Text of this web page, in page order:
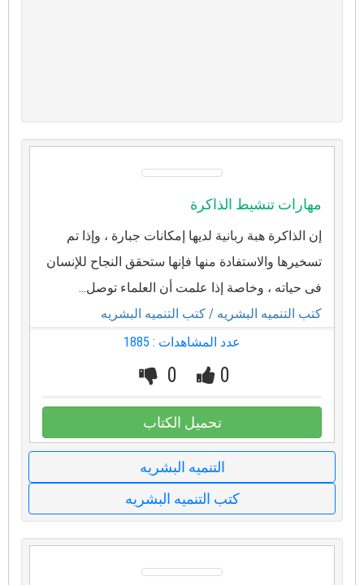
مهارات تنشيط الذاكرة
إن الذاكرة هبة ربانية لديها إمكانات جبارة ، وإذا تم
تسخيرها والاستفادة منها فإنها ستحقق النجاح للإنسان
فى حياته ، وخاصة إذا علمت أن العلماء توصل...
كتب التنميه البشريه / كتب التنميه البشريه
عدد المشاهدات : 1885
0
0
تحميل الكتاب
التنميه البشريه
كتب التنميه البشريه